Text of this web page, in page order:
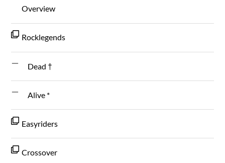
Overview
Rocklegends
Dead †
Alive *
Easyriders
Crossover